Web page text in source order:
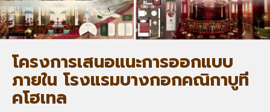
โครงการเสนอแนะการออกแบบ
ภายใน โรงแรมบางกอกคณิกาบูที
คโฮเทล